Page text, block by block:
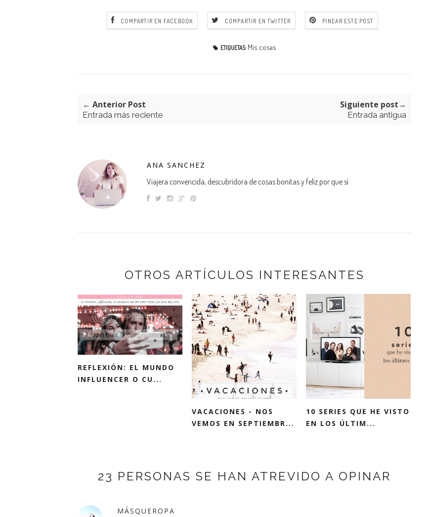
COMPARTIR EN FACEBOOK COMPARTIR EN TWITTER PINEAR ESTE POST
ETIQUETAS: Mis cosas
← Anterior Post
Entrada más reciente
Siguiente post→
Entrada antigua
ANA SANCHEZ
Viajera convencida, descubridora de cosas bonitas y feliz por que sí
OTROS ARTÍCULOS INTERESANTES
REFLEXIÓN: EL MUNDO
INFLUENCER O CU...
VACACIONES - NOS
VEMOS EN SEPTIEMBR...
10 SERIES QUE HE VISTO
EN LOS ÚLTIM...
23 PERSONAS SE HAN ATREVIDO A OPINAR
MÁSQUEROPA